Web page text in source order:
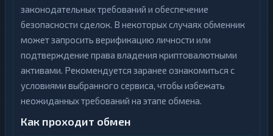
законодательных требований и обеспечение
безопасности сделок. В некоторых случаях обменник
может запросить верификацию личности или
подтверждение права владения криптовалютными
активами. Рекомендуется заранее ознакомиться с
условиями выбранного сервиса, чтобы избежать
неожиданных требований на этапе обмена.
Как проходит обмен